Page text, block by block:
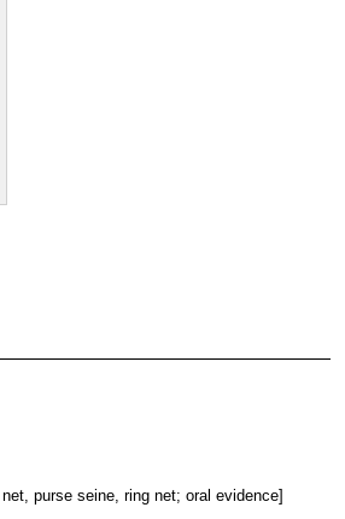
purse seine, ring net; oral evidence]